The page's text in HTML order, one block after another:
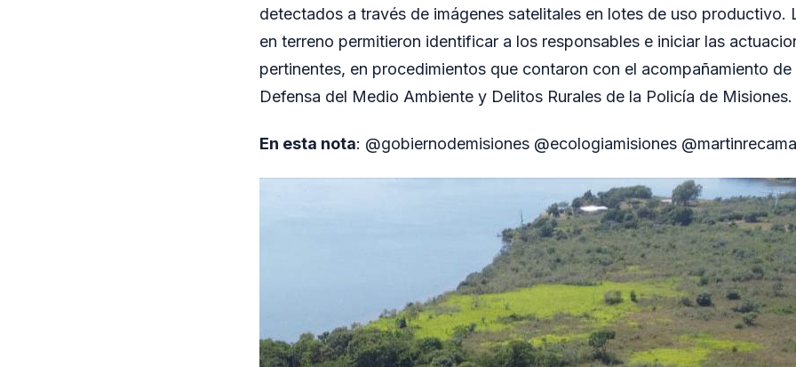
detectados a través de imágenes satelitales en lotes de uso productivo.
en terreno permitieron identificar a los responsables e iniciar las
pertinentes, en procedimientos que contaron con el acompañamiento
Defensa del Medio Ambiente y Delitos Rurales de la Policía de Misiones.
En esta nota: @gobiernodemisiones @ecologiamisiones